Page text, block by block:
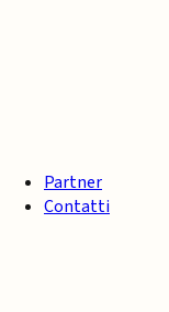
Partner
Contatti